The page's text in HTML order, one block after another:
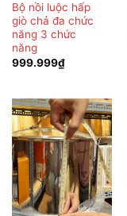
Bộ nồi luộc hấp
giò chả đa chức
năng 3 chức
năng
999.999₫